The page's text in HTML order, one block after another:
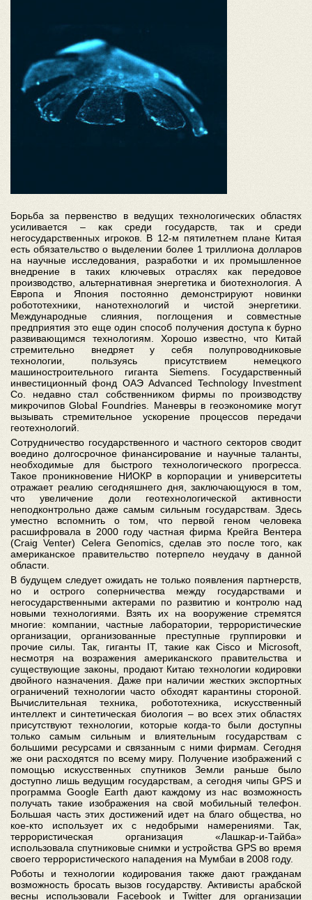
Борьба за первенство в ведущих технологических областях
усиливается – как среди государств, так и среди
негосударственных игроков. В 12-м пятилетнем плане Китая
есть обязательство о выделении более 1 триллиона долларов
на научные исследования, разработки и их промышленное
внедрение в таких ключевых отраслях как передовое
производство, альтернативная энергетика и биотехнология. А
Европа и Япония постоянно демонстрируют новинки
робототехники, нанотехнологий и чистой энергетики.
Международные слияния, поглощения и совместные
предприятия это еще один способ получения доступа к бурно
развивающимся технологиям. Хорошо известно, что Китай
стремительно внедряет у себя полупроводниковые
технологии, пользуясь присутствием немецкого
машиностроительного гиганта Siemens. Государственный
инвестиционный фонд ОАЭ Advanced Technology Investment
Co. недавно стал собственником фирмы по производству
микрочипов Global Foundries. Маневры в геоэкономике могут
вызывать стремительное ускорение процессов передачи
геотехнологий.
Сотрудничество государственного и частного секторов сводит
воедино долгосрочное финансирование и научные таланты,
необходимые для быстрого технологического прогресса.
Такое проникновение НИОКР в корпорации и университеты
отражает реалию сегодняшнего дня, заключающуюся в том,
что увеличение доли геотехнологической активности
неподконтрольно даже самым сильным государствам. Здесь
уместно вспомнить о том, что первой геном человека
расшифровала в 2000 году частная фирма Крейга Вентера
(Craig Venter) Celera Genomics, сделав это после того, как
американское правительство потерпело неудачу в данной
области.
В будущем следует ожидать не только появления партнерств,
но и острого соперничества между государствами и
негосударственными актерами по развитию и контролю над
новыми технологиями. Взять их на вооружение стремятся
многие: компании, частные лаборатории, террористические
организации, организованные преступные группировки и
прочие силы. Так, гиганты IT, такие как Cisco и Microsoft,
несмотря на возражения американского правительства и
существующие законы, продают Китаю технологии кодировки
двойного назначения. Даже при наличии жестких экспортных
ограничений технологии часто обходят карантины стороной.
Вычислительная техника, робототехника, искусственный
интеллект и синтетическая биология – во всех этих областях
присутствуют технологии, которые когда-то были доступны
только самым сильным и влиятельным государствам с
большими ресурсами и связанным с ними фирмам. Сегодня
же они расходятся по всему миру. Получение изображений с
помощью искусственных спутников Земли раньше было
доступно лишь ведущим государствам, а сегодня чипы GPS и
программа Google Earth дают каждому из нас возможность
получать такие изображения на свой мобильный телефон.
Большая часть этих достижений идет на благо общества, но
кое-кто использует их с недобрыми намерениями. Так,
террористическая организация «Лашкар-и-Тайба»
использовала спутниковые снимки и устройства GPS во время
своего террористического нападения на Мумбаи в 2008 году.
Роботы и технологии кодирования также дают гражданам
возможность бросать вызов государству. Активисты арабской
весны использовали Facebook и Twitter для организации